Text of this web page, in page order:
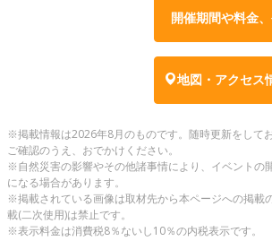
開催期間や料金
地図・アクセス
※掲載情報は2026年8月のものです。随時更新をして
ご確認のうえ、おでかけください。
※自然災害の影響やその他諸事情により、イベントの
になる場合があります。
※掲載されている画像は取材先から本ページへの掲載
載(二次使用)は禁止です。
※表示料金は消費税8％ないし10％の内税表示です。